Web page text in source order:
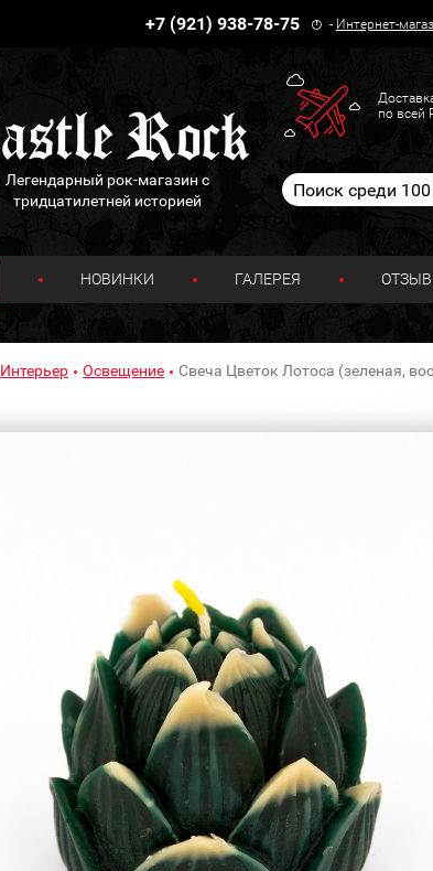
+7 (921) 938-78-75 - Интернет-
Легендарный рок-магазин с
тридцатилетней историей
по всей
НОВИНКИ ГАЛЕРЕЯ
Интерьер Освещение Свеча Цветок Лотоса (зеленая,